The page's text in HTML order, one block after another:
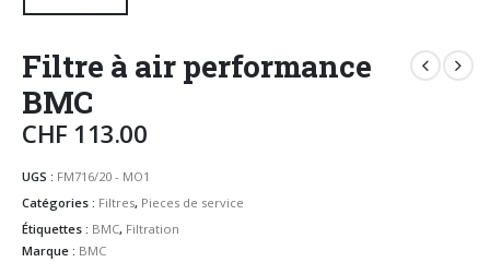
Filtre à air performance
BMC
CHF 113.00
UGS : FM716/20 - MO1
Catégories : Filtres, Pieces de service
Étiquettes : BMC, Filtration
Marque : BMC